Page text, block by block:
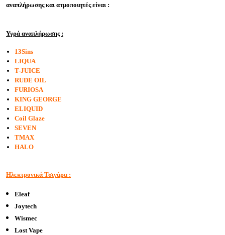
αναπλήρωσης και ατμοποιητές είναι :
Υγρά αναπλήρωσης :
13Sins
LIQUA
T-JUICE
RUDE OIL
FURIOSA
KING GEORGE
ELIQUID
Coil Glaze
SEVEN
TMAX
HALO
Ηλεκτρονικά Τσιγάρα :
Eleaf
Joytech
Wismec
Lost Vape